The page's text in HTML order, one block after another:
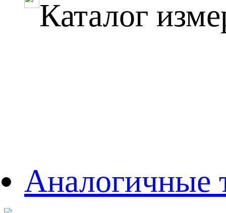
Каталог
Аналогичные